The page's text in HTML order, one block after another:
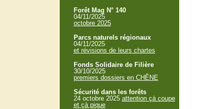
Forêt Mag N° 140
04/11/2025
octobre 2025
Parcs naturels régionaux
04/11/2025
et révisions de leurs chartes
Fonds Solidaire de Filière
30/10/2025
premiers dossiers en CHÊNE
Sécurité dans les forêts
24 octobre 2025 attention çà coupe
et çà pique